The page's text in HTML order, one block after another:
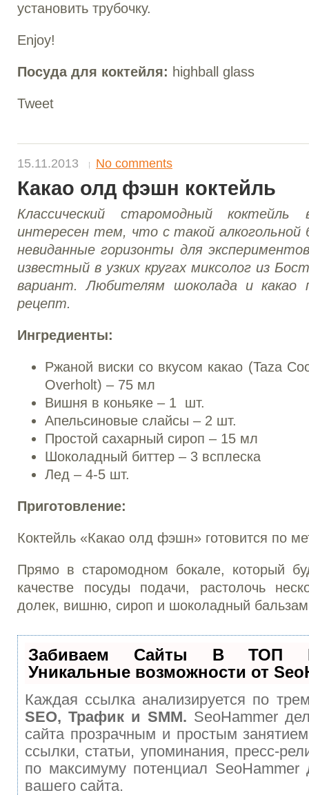
установить трубочку.
Enjoy!
Посуда для коктейля: highball glass
Tweet
15.11.2013 No comments
Какао олд фэшн коктейль
Классический старомодный
интересен тем, что с такой алкогольной
невиданные горизонты для
известный в узких кругах миксолог из
вариант. Любителям шоколада и какао
рецепт.
Ингредиенты:
Ржаной виски со вкусом какао (Taza
Overholt) – 75 мл
Вишня в коньяке – 1 шт.
Апельсиновые слайсы – 2 шт.
Простой сахарный сироп – 15 мл
Шоколадный биттер – 3 всплеска
Лед – 4-5 шт.
Приготовление:
Коктейль «Какао олд фэшн» готовится по
Прямо в старомодном бокале, который
качестве посуды подачи, растолочь
долек, вишню, сироп и шоколадный
Забиваем Сайты В ТОП
Уникальные возможности от
Каждая ссылка анализируется по
SEO, Трафик и SMM. SeoHammer
сайта прозрачным и простым
ссылки, статьи, упоминания, пресс-
по максимуму потенциал SeoHammer
вашего сайта.